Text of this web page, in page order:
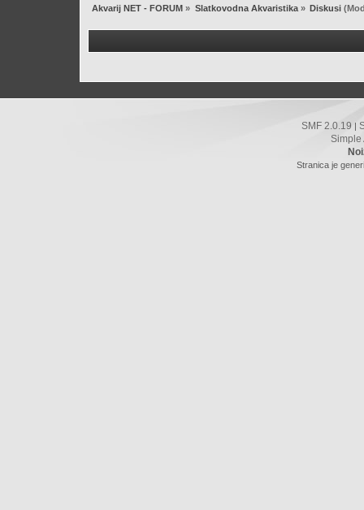
Akvarij NET - FORUM » Slatkovodna Akvaristika» Diskusi
SMF 2.0.19 |
Simple
Stranica je